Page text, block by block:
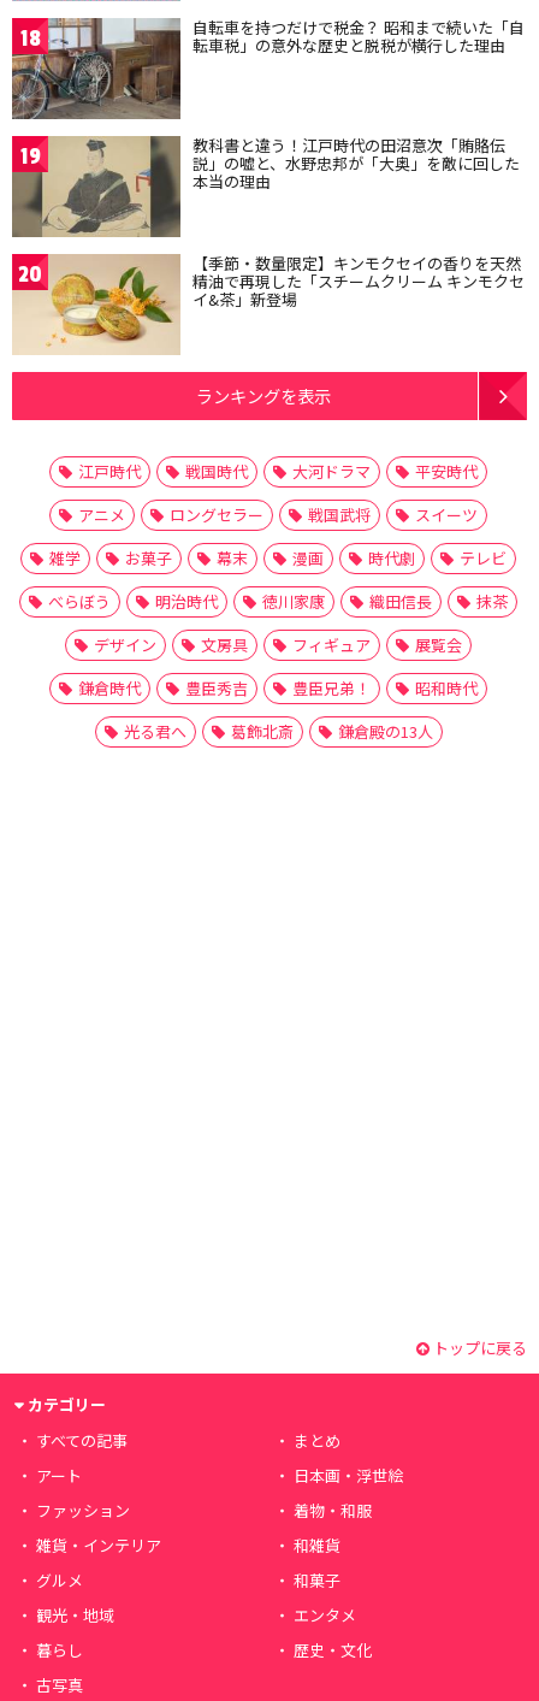
18 自転車を持つだけで税金？ 昭和まで続いた「自
転車税」の意外な歴史と脱税が横行した理由
19 教科書と違う！江戸時代の田沼意次「賄賂伝
説」の嘘と、水野忠邦が「大奥」を敵に回した
本当の理由
20 【季節・数量限定】キンモクセイの香りを天然
精油で再現した「スチームクリーム キンモクセ
イ&茶」新登場
ランキングを表示
江戸時代 戦国時代 大河ドラマ
平安時代
アニメ
ロングセラー 戦国武将
スイーツ
雑学
お菓子 幕末 漫画 時代劇
テレビ
べらぼう
明治時代 徳川家康 織田信長
抹茶
デザイン
文房具 フィギュア
展覧会
鎌倉時代
豊臣秀吉 豊臣兄弟！
昭和時代
光る君へ
葛飾北斎 鎌倉殿の13人
トップに戻る
カテゴリー
すべての記事
まとめ
アート
日本画・浮世絵
ファッション
着物・和服
雑貨・インテリア
和雑貨
グルメ
和菓子
観光・地域
エンタメ
暮らし
歴史・文化
古写真